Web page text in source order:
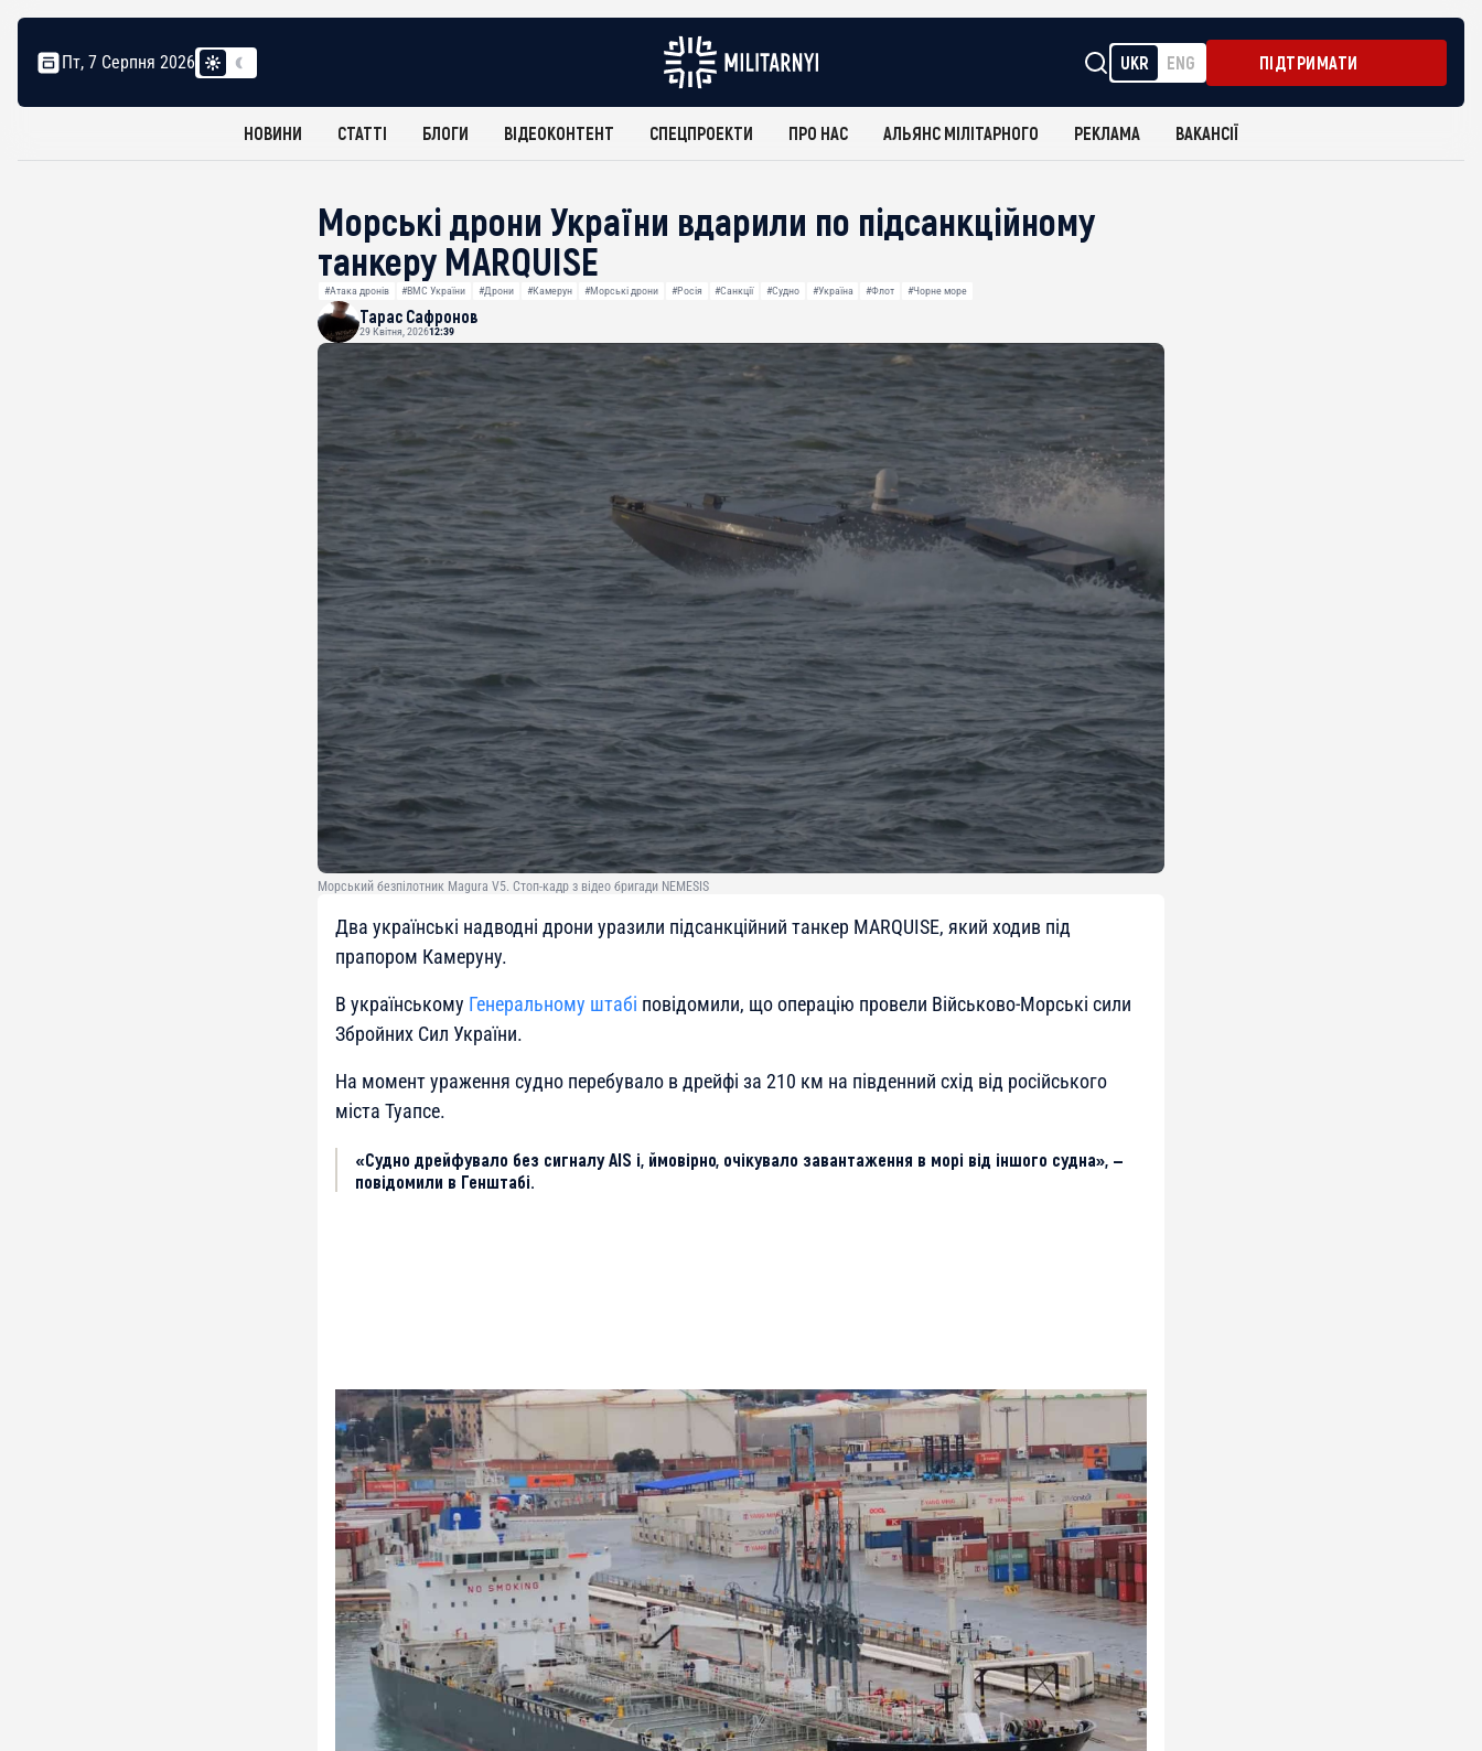
Пт, 7 Серпня 2026 UKR ENG ПІДТРИМАТИ
НОВИНИ СТАТТІ БЛОГИ ВІДЕОКОНТЕНТ СПЕЦПРОЕКТИ ПРО НАС АЛЬЯНС МІЛІТАРНОГО РЕКЛАМА ВАКАНСІЇ
Морські дрони України вдарили по підсанкційному
танкеру MARQUISE
#Атака дронів #ВМС України #Дрони #Камерун #Морські дрони #Росія #Санкції #Судно #Україна #Флот #Чорне море
Тарас Сафронов
29 Квітня, 202612:39
Морський безпілотник Magura V5. Стоп-кадр з відео бригади NEMESIS
Два українські надводні дрони уразили підсанкційний танкер MARQUISE, який ходив під
прапором Камеруну.
В українському Генеральному штабі повідомили, що операцію провели Військово-Морські сили
Збройних Сил України.
На момент ураження судно перебувало в дрейфі за 210 км на південний схід від російського
міста Туапсе.
«Судно дрейфувало без сигналу AIS і, ймовірно, очікувало завантаження в морі від іншого судна», —
повідомили в Генштабі.